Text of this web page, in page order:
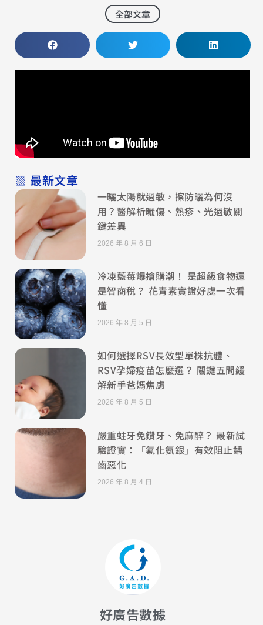
全部文章
▧ 最新文章
一曬太陽就過敏，擦防曬為何沒
用？醫解析曬傷、熱疹、光過敏關
鍵差異
2026 年 8 月 6 日
冷凍藍莓爆搶購潮！ 是超級食物還
是智商稅？ 花青素實證好處一次看
懂
2026 年 8 月 5 日
如何選擇RSV長效型單株抗體、
RSV孕婦疫苗怎麼選？ 關鍵五問緩
解新手爸媽焦慮
2026 年 8 月 5 日
嚴重蛀牙免鑽牙、免麻醉？ 最新試
驗證實：「氟化氨銀」有效阻止齲
齒惡化
2026 年 8 月 4 日
好廣告數據